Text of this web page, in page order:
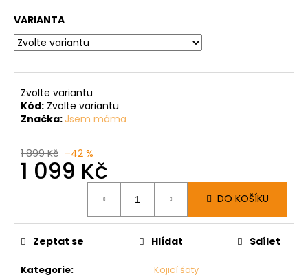
VARIANTA
Zvolte variantu
Kód: Zvolte variantu
Značka: Jsem máma
1 899 Kč –42 %
1 099 Kč
DO KOŠÍKU
Kategorie:
Kojicí šaty
Zeptat se Hlídat Sdílet